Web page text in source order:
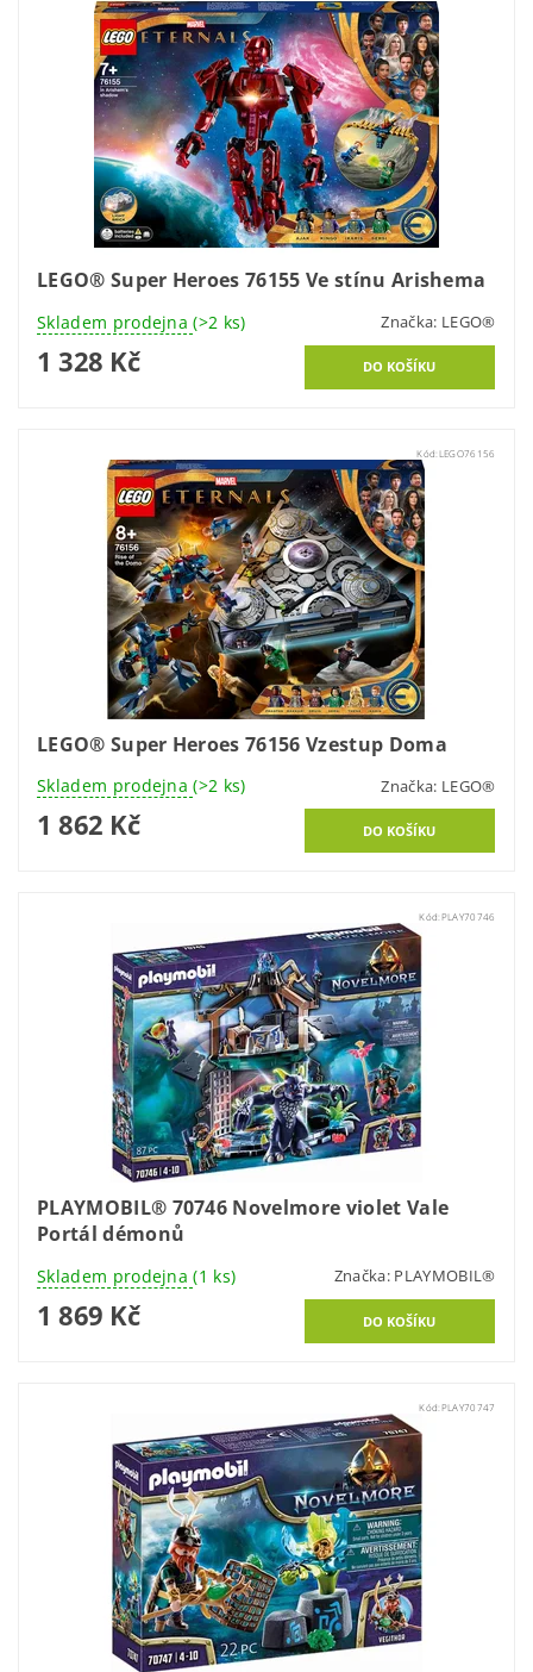
LEGO® Super Heroes 76155 Ve stínu Arishema
Skladem prodejna(>2 ks) Značka: LEGO®
1 328 Kč
Kód: LEGO76156
LEGO® Super Heroes 76156 Vzestup Doma
Skladem prodejna(>2 ks) Značka: LEGO®
1 862 Kč
Kód:PLAY70746
PLAYMOBIL® 70746 Novelmore violet Vale
Portál démonů
Skladem prodejna(1 ks) Značka: PLAYMOBIL®
1 869 Kč
Kód: PLAY70747